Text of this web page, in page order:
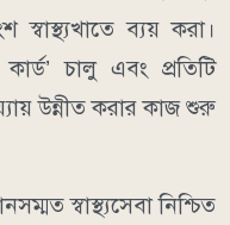
ব্যয় করা।
চালু এবং প্রতিটি
উন্নীত করার কাজ শুরু
স্বাস্থ্যসেবা নিশ্চিত